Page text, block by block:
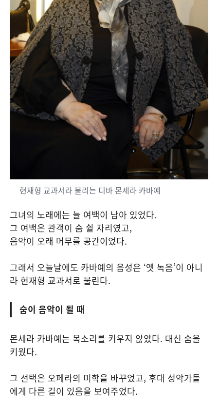
현재형 교과서라 불리는 디바 몬세라 카바예
그녀의 노래에는 늘 여백이 남아 있었다.
그 여백은 관객이 숨 쉴 자리였고,
음악이 오래 머무를 공간이었다.
그래서 오늘날에도 카바예의 음성은 ‘옛 녹음’이 아니
라 현재형 교과서로 불린다.
숨이 음악이 될 때
몬세라 카바예는 목소리를 키우지 않았다. 대신 숨을
키웠다.
그 선택은 오페라의 미학을 바꾸었고, 후대 성악가들
에게 다른 길이 있음을 보여주었다.